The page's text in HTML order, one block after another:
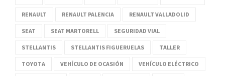
RENAULT RENAULT PALENCIA RENAULT VALLADOLID
SEAT SEAT MARTORELL SEGURIDAD VIAL
STELLANTIS STELLANTIS FIGUERUELAS TALLER
TOYOTA VEHÍCULO DE OCASIÓN VEHÍCULO ELÉCTRICO